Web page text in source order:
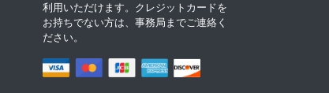
利用いただけます。クレジットカードを
お持ちでない方は、事務局までご連絡く
ださい。